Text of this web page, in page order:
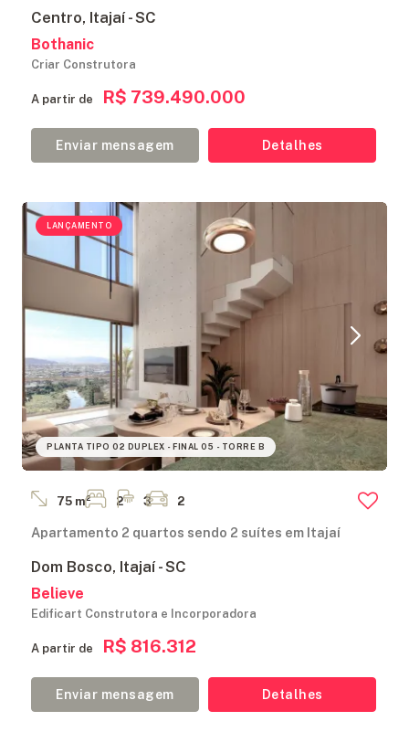
Centro, Itajaí - SC
Bothanic
Criar Construtora
A partir de R$ 739.490.000
Enviar mensagem Detalhes
LANÇAMENTO
PLANTA TIPO 02 DUPLEX - FINAL 05 - TORRE B
75 m² 2 3 2
Apartamento 2 quartos sendo 2 suítes em Itajaí
Dom Bosco, Itajaí - SC
Believe
Edificart Construtora e Incorporadora
A partir de R$ 816.312
Enviar mensagem Detalhes